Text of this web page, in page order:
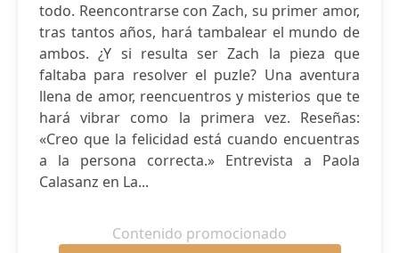
todo. Reencontrarse con Zach, su primer amor,
tras tantos años, hará tambalear el mundo de
ambos. ¿Y si resulta ser Zach la pieza que
faltaba para resolver el puzle? Una aventura
llena de amor, reencuentros y misterios que te
hará vibrar como la primera vez. Reseñas:
«Creo que la felicidad está cuando encuentras
a la persona correcta.» Entrevista a Paola
Calasanz en La...
Contenido promocionado